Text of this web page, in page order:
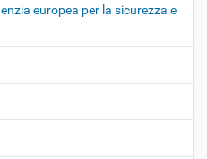
europea per la sicurezza e